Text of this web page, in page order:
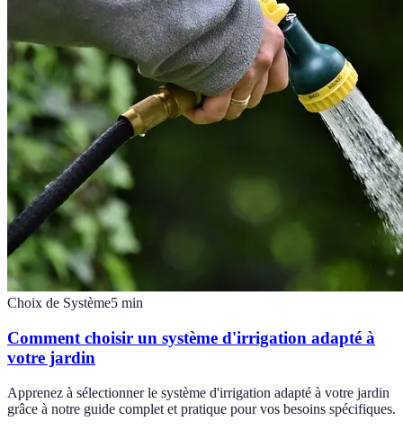
Choix de Système5 min
Comment choisir un système d'irrigation adapté à
votre jardin
Apprenez à sélectionner le système d'irrigation adapté à votre jardin
grâce à notre guide complet et pratique pour vos besoins spécifiques.